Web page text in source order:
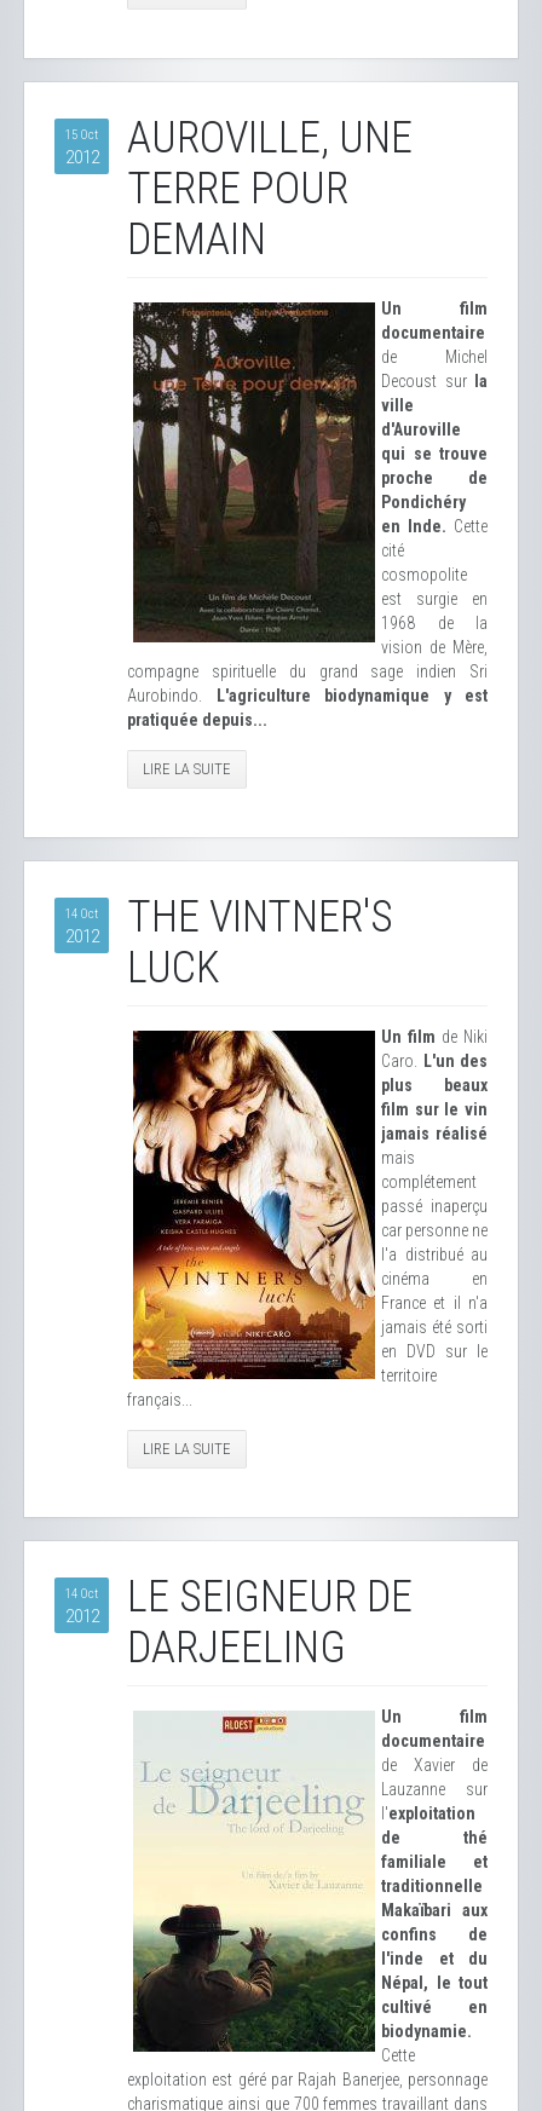
15 Oct
2012
AUROVILLE, UNE
TERRE POUR
DEMAIN
Un film
documentaire
de Michel
Decoust sur
la
ville
d'Auroville
qui se trouve
proche de
Pondichéry
en Inde. Cette
cité
cosmopolite
est surgie en
1968 de la
vision de Mère,
compagne spirituelle du grand sage indien Sri
Aurobindo.
L'agriculture biodynamique y est
pratiquée depuis...
LIRE LA SUITE
14 Oct
2012
THE VINTNER'S
LUCK
Un film de Niki
Caro.
L'un des
plus beaux
film sur le vin
jamais réalisé
mais
complétement
passé inaperçu
car personne ne
l'a distribué au
cinéma en
France et il n'a
jamais été sorti
en DVD sur le
territoire
français...
LIRE LA SUITE
14 Oct
2012
LE SEIGNEUR DE
DARJEELING
Un film
documentaire
de Xavier de
Lauzanne sur
l'exploitation
de thé
familiale et
traditionnelle
Makaïbari aux
confins de
l'inde et du
Népal, le tout
cultivé en
biodynamie.
Cette
exploitation est géré par Rajah Banerjee, personnage
charismatique ainsi que 700 femmes travaillant dans